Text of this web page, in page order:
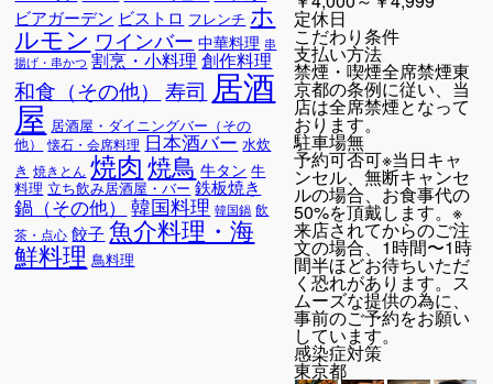
ビアガーデン ビストロ フレンチ ホ
ルモン ワインバー 中華料理 串
揚げ・串かつ 割烹・小料理 創作料理
和食（その他） 寿司 居酒
屋 居酒屋・ダイニングバー（その
他）
懐石・会席料理 日本酒バー 水炊
き 焼きとん 焼肉 焼鳥 牛タン 牛
料理 立ち飲み居酒屋・バー 鉄板焼き
鍋（その他） 韓国料理 韓国鍋 飲
茶・点心 餃子 魚介料理・海
鮮料理 鳥料理
定休日
こだわり条件
支払い方法
禁煙・喫煙全席禁煙東
京都の条例に従い、当
店は全席禁煙となって
おります。
駐車場無
予約可否可※当日キャ
ンセル、無断キャンセ
ルの場合、お食事代の
50%を頂戴します。※
来店されてからのご注
文の場合、1時間〜1時
間半ほどお待ちいただ
く恐れがあります。ス
ムーズな提供の為に、
事前のご予約をお願い
しています。
感染症対策
東京都